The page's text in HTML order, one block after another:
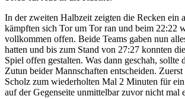
In der zweiten Halbzeit zeigten die Recken ein
kämpften sich Tor um Tor ran und beim 22:22
vollkommen offen. Beide Teams gaben nun
hatten und bis zum Stand von 27:27 konnten
Spiel offen gestalten. Was dann geschah, sollte
Zutun beider Mannschaften entscheiden.
Scholz zum wiederholten Mal 2 Minuten für
auf der Gegenseite unmittelbar zuvor nicht mal